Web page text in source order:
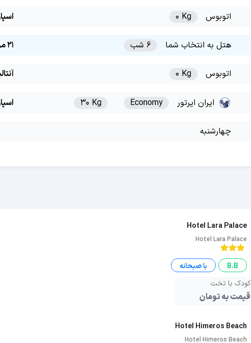
اتوبوس 0 Kg
هتل به انتخاب شما 6 شب 21 مرداد
اتوبوس 0 Kg
ایران ایرتور Economy
30 Kg
چهارشنبه
Hotel Lara Palace
Hotel Lara Palace
B.B
با صبحانه
کودک با تخت
قیمت به تومان
Hotel Himeros Beach
Hotel Himeros Beach